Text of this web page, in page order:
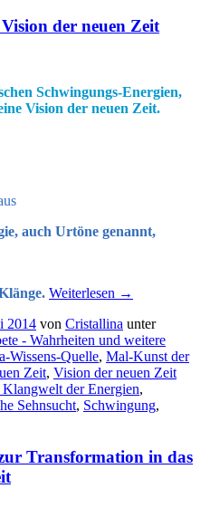
der neuen Zeit
Schwingungs-Energien,
Vision der neuen Zeit.
auch Urtöne genannt,
Weiterlesen →
2014 von Cristallina unter
- Wahrheiten und weitere
Wissens-Quelle, Mal-Kunst der
Zeit, Vision der neuen Zeit
der Energien,
Sehnsucht, Schwingung,
Transformation in das